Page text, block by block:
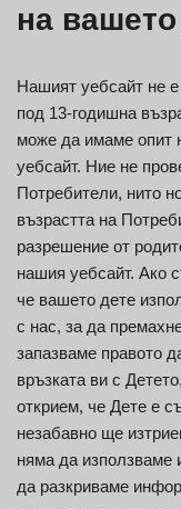
на
Нашият уебсайт не
под 13-годишна
може да имаме опит
уебсайт. Ние не
Потребители, нито
възрастта на
разрешение от
нашия уебсайт. Ако
че вашето дете
с нас, за да
запазваме правото
връзката ви с
открием, че Дете е
незабавно ще
няма да използваме
да разкриваме